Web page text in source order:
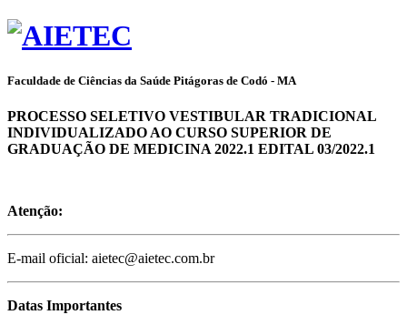
Faculdade de Ciências da Saúde Pitágoras de Codó - MA
PROCESSO SELETIVO VESTIBULAR TRADICIONAL
INDIVIDUALIZADO AO CURSO SUPERIOR DE
GRADUAÇÃO DE MEDICINA 2022.1 EDITAL 03/2022.1
Atenção:
E-mail oficial: aietec@aietec.com.br
Datas Importantes